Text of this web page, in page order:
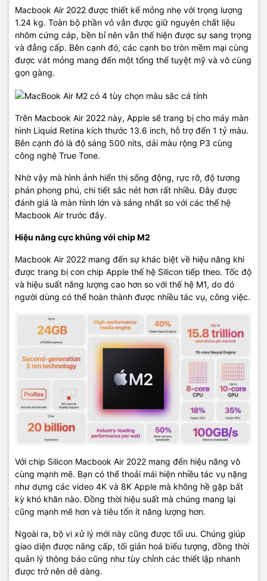
Macbook Air 2022 được thiết kế mỏng nhẹ với trọng lượng
1.24 kg. Toàn bộ phần vỏ vẫn được giữ nguyên chất liệu
nhôm cứng cáp, bền bỉ nên vẫn thể hiện được sự sang trọng
và đẳng cấp. Bên cạnh đó, các cạnh bo tròn mềm mại cùng
được vát mỏng mang đến một tổng thể tuyệt mỹ và vô cùng
gọn gàng.
Trên Macbook Air 2022 này, Apple sẽ trang bị cho máy màn
hình Liquid Retina kích thước 13.6 inch, hỗ trợ đến 1 tỷ màu.
Bên cạnh đó là độ sáng 500 nits, dải màu rộng P3 cùng
công nghệ True Tone.
Nhờ vậy mà hình ảnh hiển thị sống động, rực rỡ, độ tương
phản phong phú, chi tiết sắc nét hơn rất nhiều. Đây được
đánh giá là màn hình lớn và sáng nhất so với các thế hệ
Macbook Air trước đây.
Hiệu năng cực khủng với chip M2
Macbook Air 2022 mang đến sự khác biệt về hiệu năng khi
được trang bị con chip Apple thế hệ Silicon tiếp theo. Tốc độ
và hiệu suất năng lượng cao hơn so với thế hệ M1, do đó
người dùng có thể hoàn thành được nhiều tác vụ, công việc.
Với chip Silicon Macbook Air 2022 mang đến hiệu năng vô
cùng mạnh mẽ. Bạn có thể thoải mái hiện nhiều tác vụ nặng
như dựng các video 4K và 8K Apple mà không hề gặp bất
kỳ khó khăn nào. Đồng thời hiệu suất mà chúng mang lại
cũng mạnh mẽ hơn và tiêu tốn ít năng lượng hơn.
Ngoài ra, bộ vi xử lý mới này cũng được tối ưu. Chúng giúp
giao diện được nâng cấp, tối giản hoá biểu tượng, đồng thời
quản lý thông báo cũng như tùy chỉnh các thiết lập nhanh
được trở nên dễ dàng.
công nghệ Spatial Audio cho âm thanh rõ ràng dù bạn đang ở bất
kỳ đâu. Đồng thời, người dùng sẽ đắm chìm trong không gian âm
nhạc tuyệt vời cùng các bản nhạc đầy cảm xúc và giọng hát ấm
trong.
Kết nối đơn giản, kho lưu trữ khổng lồ
Cổng Masafe hỗ trợ cắm và tháo sạc nam châm nhanh chóng. Hai
cổng Thunderbolt cho phép kết nối và sạc pin tốc độ cao cho các
phụ kiện, người dùng có thể kết nối với màn hình 6K. Cuối cùng
jack cắm tai nghe 3.5 hỗ trợ kết nối với tai nghe trở kháng cao.
Ổ SSD dữ liệu khổng lồ cho phép lưu trữ khối lượng dữ liệu, các file
nặng như: video, hình ảnh, âm thanh, words, excel hay các ứng
dụng cần tiêu tốn lượng lớn không gian. Với con chip mạnh mẽ, dù
file nặng nhưng bạn vẫn có thể mở ra trong nháy mắt.
Macbook Air M2 2022 giá bao nhiêu tiền, khi nào ra mắt?
Macbook Air M2 2022 được hãng công nghệ Apple chính thức
được giới thiệu đến người tiêu dùng tại sự kiện WWDC 2022 vừa
qua. Máy sẽ lên kệ với giá bán khoảng 1.199 USD, hơn 27 triệu
đồng. Mức giá này chênh lệch 200 USD so với Macbook Air M1
(999 USD).
Macbook Air M2 2022 với con chip mới mạnh hơn 20% so với phiên
bản tiền nhiệm. Đây là một mẫu Macbook đáng để trải nghiệm và
sở hữu nếu bạn đang sở hữu Macbook M1 thì hoàn toàn có thể cân